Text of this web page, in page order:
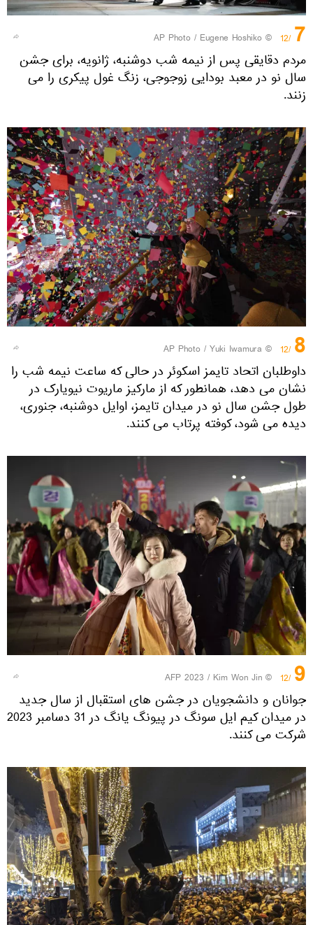
7
/12
© AP Photo / Eugene Hoshiko
مردم دقایقی پس از نیمه شب دوشنبه، ژانویه، برای جشن
سال نو در معبد بودایی زوجوجی، زنگ غول پیکری را می
زنند.
8
/12
© AP Photo / Yuki Iwamura
داوطلبان اتحاد تایمز اسکوئر در حالی که ساعت نیمه شب را
نشان می دهد، همانطور که از مارکیز ماریوت نیویارک در
طول جشن سال نو در میدان تایمز، اوایل دوشنبه، جنوری،
دیده می شود، کوفته پرتاب می کنند.
9
/12
© AFP 2023 / Kim Won Jin
جوانان و دانشجویان در جشن های استقبال از سال جدید
در میدان کیم ایل سونگ در پیونگ یانگ در 31 دسامبر 2023
شرکت می کنند.